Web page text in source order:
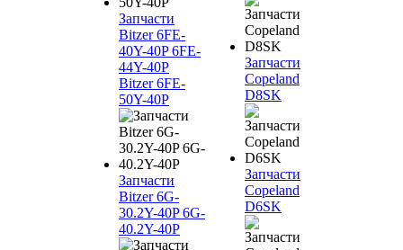
Запчасти
Bitzer 6FE-
40Y-40P 6FE-
44Y-40P
Bitzer 6FE-
50Y-40P
Запчасти
Bitzer 6G-
30.2Y-40P 6G-
40.2Y-40P
Запчасти
Copeland
D8SK
Запчасти
Copeland
D6SK